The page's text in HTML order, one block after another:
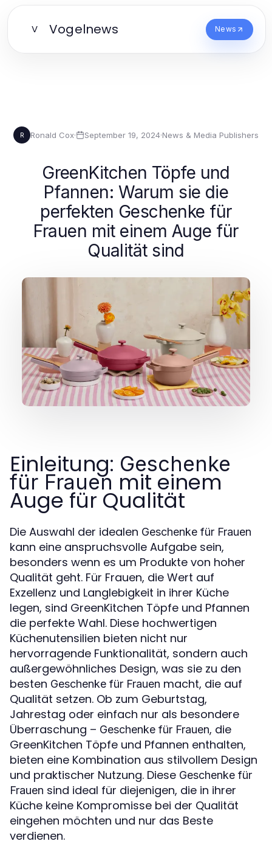
V Vogelnews News
R Ronald Cox· September 19, 2024·News & Media Publishers
GreenKitchen Töpfe und
Pfannen: Warum sie die
perfekten Geschenke für
Frauen mit einem Auge für
Qualität sind
Einleitung: Geschenke
für Frauen mit einem
Auge für Qualität
Die Auswahl der idealen Geschenke für Frauen
kann eine anspruchsvolle Aufgabe sein,
besonders wenn es um Produkte von hoher
Qualität geht. Für Frauen, die Wert auf
Exzellenz und Langlebigkeit in ihrer Küche
legen, sind GreenKitchen Töpfe und Pfannen
die perfekte Wahl. Diese hochwertigen
Küchenutensilien bieten nicht nur
hervorragende Funktionalität, sondern auch
außergewöhnliches Design, was sie zu den
besten Geschenke für Frauen macht, die auf
Qualität setzen. Ob zum Geburtstag,
Jahrestag oder einfach nur als besondere
Überraschung – Geschenke für Frauen, die
GreenKitchen Töpfe und Pfannen enthalten,
bieten eine Kombination aus stilvollem Design
und praktischer Nutzung. Diese Geschenke für
Frauen sind ideal für diejenigen, die in ihrer
Küche keine Kompromisse bei der Qualität
eingehen möchten und nur das Beste
verdienen.